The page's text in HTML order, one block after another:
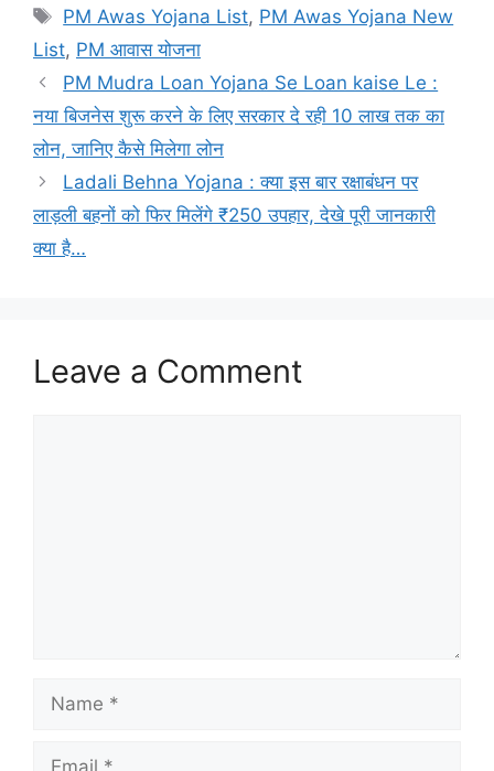
Tags
PM Awas Yojana List, PM Awas Yojana New
List, PM आवास योजना
PM Mudra Loan Yojana Se Loan kaise Le :
नया बिजनेस शुरू करने के लिए सरकार दे रही 10 लाख तक का
लोन, जानिए कैसे मिलेगा लोन
Ladali Behna Yojana : क्या इस बार रक्षाबंधन पर
लाड़ली बहनों को फिर मिलेंगे ₹250 उपहार, देखे पूरी जानकारी
क्या है…
Leave a Comment
Name
Email